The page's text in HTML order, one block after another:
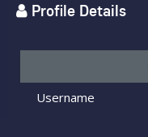
Profile Details
Username